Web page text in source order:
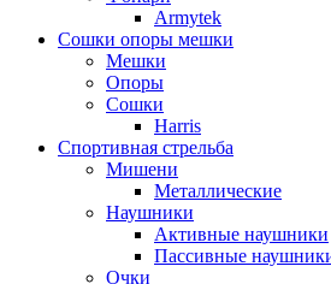
Armytek
Сошки опоры мешки
Мешки
Опоры
Сошки
Harris
Спортивная стрельба
Мишени
Металлические
Наушники
Активные наушники
Пассивные
Очки